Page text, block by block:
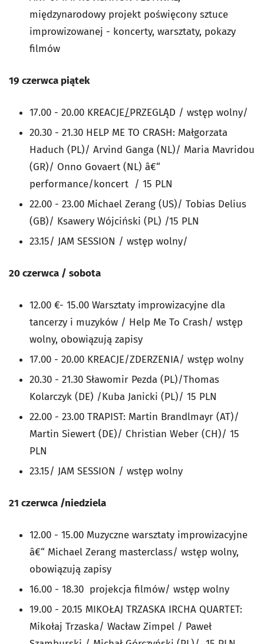
międzynarodowy projekt poświęcony sztuce
improwizowanej - koncerty, warsztaty, pokazy
filmów
19 czerwca piątek
17.00 - 20.00 KREACJE/PRZEGLĄD / wstęp wolny/
20.30 - 21.30 HELP ME TO CRASH: Małgorzata
Haduch (PL)/ Arvind Ganga (NL)/ Maria Mavridou
(GR)/ Onno Govaert (NL) â€“
performance/koncert / 15 PLN
22.00 - 23.00 Michael Zerang (US)/ Tobias Delius
(GB)/ Ksawery Wójciński (PL) /15 PLN
23.15/ JAM SESSION / wstęp wolny/
20 czerwca / sobota
12.00 €- 15.00 Warsztaty improwizacyjne dla
tancerzy i muzyków / Help Me To Crash/ wstęp
wolny, obowiązują zapisy
17.00 - 20.00 KREACJE/ZDERZENIA/ wstęp wolny
20.30 - 21.30 Sławomir Pezda (PL)/Thomas
Kolarczyk (DE) /Kuba Janicki (PL)/ 15 PLN
22.00 - 23.00 TRAPIST: Martin Brandlmayr (AT)/
Martin Siewert (DE)/ Christian Weber (CH)/ 15
PLN
23.15/ JAM SESSION / wstęp wolny
21 czerwca /niedziela
12.00 - 15.00 Muzyczne warsztaty improwizacyjne
â€“ Michael Zerang masterclass/ wstęp wolny,
obowiązują zapisy
16.00 - 18.30 projekcja filmów/ wstęp wolny
19.00 - 20.15 MIKOŁAJ TRZASKA IRCHA QUARTET:
Mikołaj Trzaska/ Wacław Zimpel / Paweł